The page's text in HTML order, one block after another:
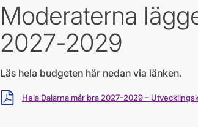
Moderaterna
2027-2029
Läs hela budgeten här nedan via länken.
Hela Dalarna mår bra 2027-2029 –
Ladda ner